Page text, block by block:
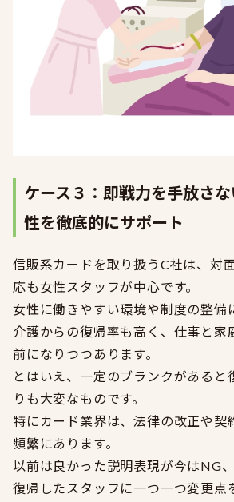
ケース３： 即戦力を手放さ
性を徹底的にサポート
信販系カードを取り扱うC社は、対
応も女性スタッフが中心です。
女性に働きやすい環境や制度の整備
介護からの復帰率も高く、仕事と家
前になりつつあります。
とはいえ、一定のブランクがあると
りも大変なものです。
特にカード業界は、法律の改正や契
頻繁にあります。
以前は良かった説明表現が今はNG、
復帰したスタッフに一つ一つ変更点